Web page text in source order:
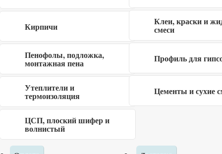
Кирпичи Клеи, краски и
смеси
Пенофолы, подложка,
монтажная пена Профиль для
Утеплители и
термоизоляция Цементы и сухие
ЦСП, плоский шифер и
волнистый
4 575руб
Помимо обрезного бруса на нашем складе вы всегда
найдете широкий ассортимент погонажной продукции,
пиломатериалов, а также материалов из древесины для
внутренней и внешней отделки дома, среди которых
наиболее распространены:вагонка штиль, имитация
бруса, половая доска шпунт. Вся продукция соответствует
лучшим показателям качества. Опираясь на свой опыт, мы
работаем только с проверенными поставщиками,